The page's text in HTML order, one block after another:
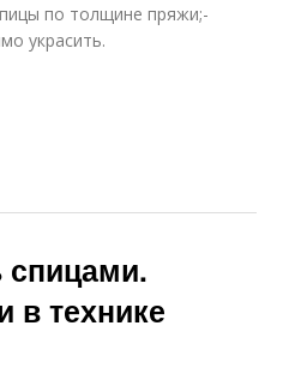
по толщине пряжи;-
украсить.
в технике